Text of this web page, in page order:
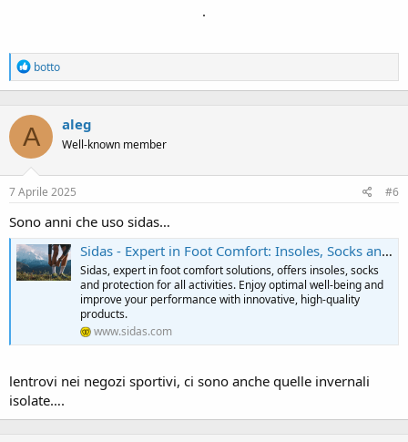
.
R
e
a
i
n
:
botto
A aleg
Well-known member
7 Aprile 2025 #6
Sono anni che uso sidas…
Sidas - Expert in Foot Comfort: Insoles, Socks and Protectors.
Sidas, expert in foot comfort solutions, offers insoles, socks
and protection for all activities. Enjoy optimal well-being and
improve your performance with innovative, high-quality
products.
www.sidas.com
lentrovi nei negozi sportivi, ci sono anche quelle invernali
isolate….